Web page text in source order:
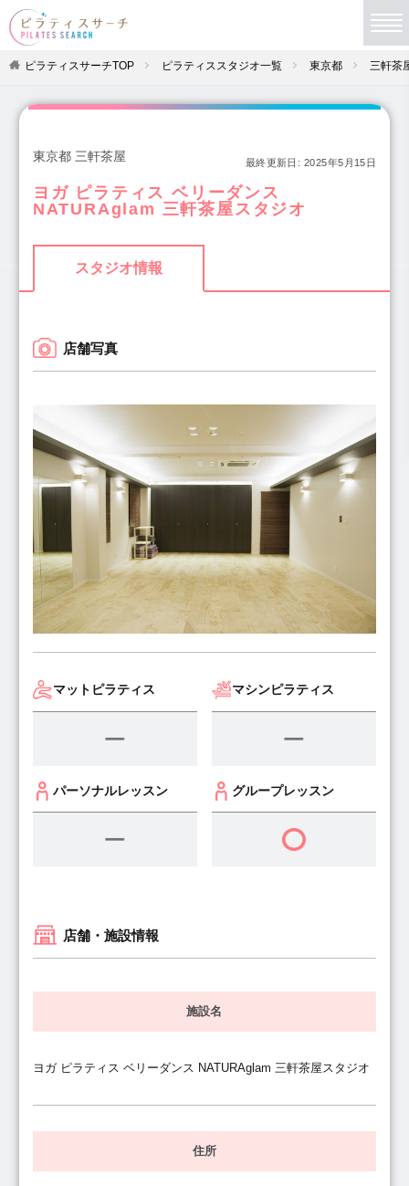
ピラティスサーチTOP ピラティススタジオ一覧 東京都 三軒茶
東京都 三軒茶屋 最終更新日: 2025年5月15日
ヨガ ピラティス ベリーダンス
NATURAglam 三軒茶屋スタジオ
スタジオ情報
店舗写真
マットピラティス マシンピラティス
パーソナルレッスン グループレッスン
店舗・施設情報
施設名
ヨガ ピラティス ベリーダンス NATURAglam 三軒茶屋スタジオ
住所